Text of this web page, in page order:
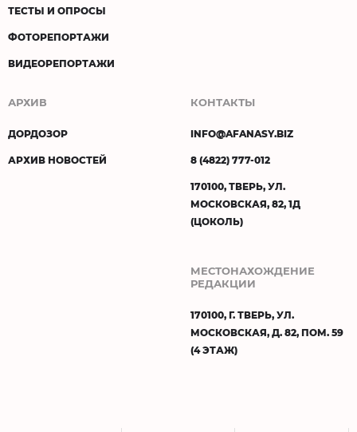
ТЕСТЫ И ОПРОСЫ
ФОТОРЕПОРТАЖИ
ВИДЕОРЕПОРТАЖИ
АРХИВ
ДОРДОЗОР
АРХИВ НОВОСТЕЙ
КОНТАКТЫ
INFO@AFANASY.BIZ
8 (4822) 777-012
170100, ТВЕРЬ, УЛ.
МОСКОВСКАЯ, 82, 1Д
(ЦОКОЛЬ)
МЕСТОНАХОЖДЕНИЕ
РЕДАКЦИИ
170100, Г. ТВЕРЬ, УЛ.
МОСКОВСКАЯ, Д. 82, ПОМ. 59
(4 ЭТАЖ)